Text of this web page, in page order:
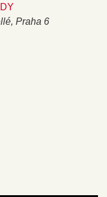
Praha 6